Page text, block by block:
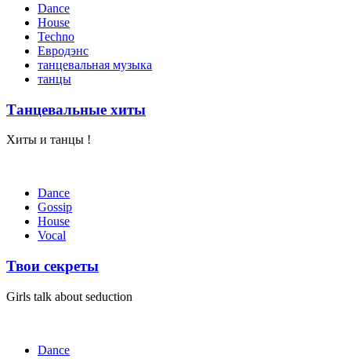
Dance
House
Techno
Евродэнс
танцевальная музыка
танцы
Танцевальные хиты
Хиты и танцы !
Dance
Gossip
House
Vocal
Твои секреты
Girls talk about seduction
Dance